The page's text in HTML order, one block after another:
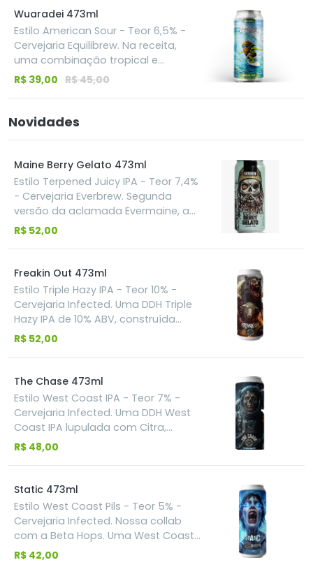
corpo, textura sedosa e uma
sensação quase cremosa. O
maracujá entra trazendo frescor,
aroma e uma acidez precisa,
criando o equilíbrio perfeito entre
intensidade e drinkability.
Wuaradei 473ml
Estilo American Sour - Teor 6,5% -
Cervejaria Equilibrew. Na receita,
uma combinação tropical e
explosiva de frutas vermelhas,
cremosa, com aquele equilíbrio
gole. No visual, um vermelho
hipnótico. No aroma, uma explosão
de fruta fresca. Na sensação… pura
vida em estado líquido.
R$ 39,00 R$ 45,00
Novidades
Maine Berry Gelato 473ml
Estilo Terpened Juicy IPA - Teor 7,4%
- Cervejaria Everbrew. Segunda
versão da aclamada Evermaine, a
cerveja artesanal brasileira Everbrew
compostos que entregam
características aromáticas de
frutas tropicais, além de baunilha e
berries. O lúpulo Citra, adicionado à
receita, reforça o perfil frutado da
cerveja deixando-ainda mais
R$ 52,00
Freakin Out 473ml
Estilo Triple Hazy IPA - Teor 10% -
Cervejaria Infected. Uma DDH Triple
Hazy IPA de 10% ABV, construída
para quem acredita que
Citra Hyperboost, NZ Cascade,
Peacharine e Simcoe.
R$ 52,00
The Chase 473ml
Estilo West Coast IPA - Teor 7% -
Cervejaria Infected. Uma DDH West
Coast IPA lupulada com Citra,
Mosaic, Simcoe e Ekuanot. Produzida
aromática, amarga e
surpreendentemente macia. Cítrico
vibrante. Resinoso na medida. Final
seco e limpo. Na busca pelo
desconhecido, pode-se chegar a
consequências extremas.
R$ 48,00
Static 473ml
Estilo West Coast Pils - Teor 5% -
Cervejaria Infected. Nossa collab
com a Beta Hops. Uma West Coast
Pils cristalina, seca e extremamente
R$ 42,00